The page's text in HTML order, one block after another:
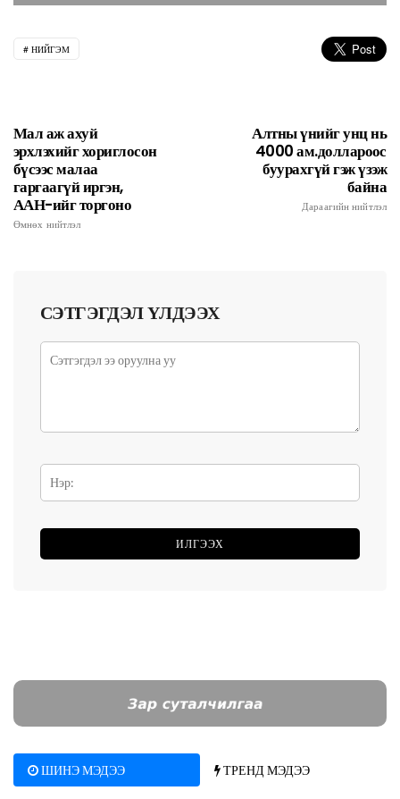
НИЙГЭМ
Мал аж ахуй
эрхлэхийг хориглосон
бүсээс малаа
гаргаагүй иргэн,
ААН-ийг торгоно
Өмнөх нийтлэл
Алтны үнийг унц нь
4000 ам.доллароос
буурахгүй гэж үзэж
байна
Дараагийн нийтлэл
СЭТГЭГДЭЛ ҮЛДЭЭХ
ШИНЭ МЭДЭЭ ТРЕНД МЭДЭЭ